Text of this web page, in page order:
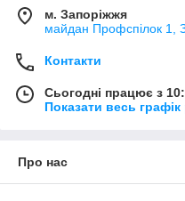
м. Запоріжжя
майдан Профспілок 1,
Контакти
Сьогодні працює з
Показати весь
Про нас